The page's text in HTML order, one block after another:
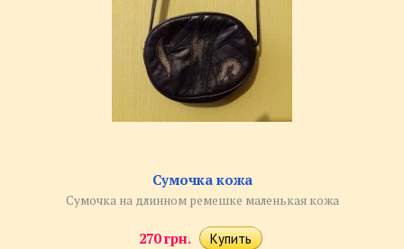
Сумочка кожа
Сумочка на длинном ремешке маленькая кожа
270 грн.